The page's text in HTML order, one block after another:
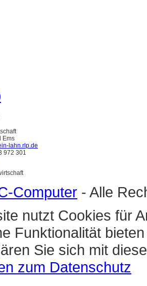
Ems
lahn.rlp.de
972 301
Computer - Alle
nutzt Cookies für
Funktionalität
Sie sich mit
zum Datenschutz